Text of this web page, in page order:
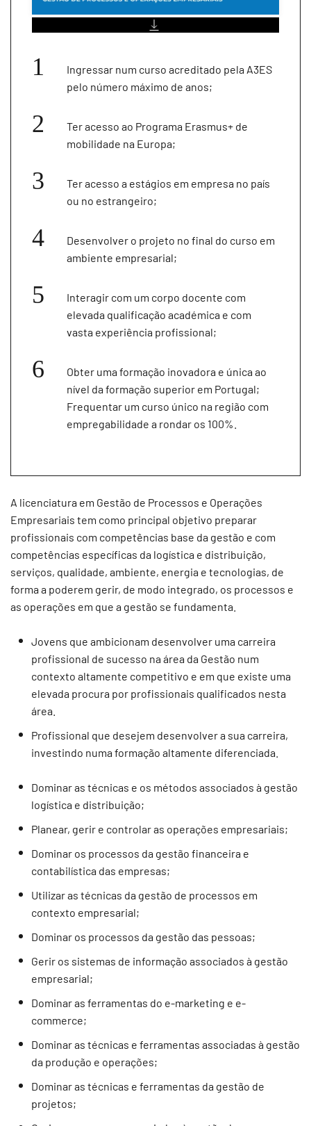
Ingressar num curso acreditado pela A3ES
pelo número máximo de anos;
Ter acesso ao Programa Erasmus+ de
mobilidade na Europa;
Ter acesso a estágios em empresa no país
ou no estrangeiro;
Desenvolver o projeto no final do curso em
ambiente empresarial;
Interagir com um corpo docente com
elevada qualificação académica e com
vasta experiência profissional;
Obter uma formação inovadora e única ao
nível da formação superior em Portugal;
Frequentar um curso único na região com
empregabilidade a rondar os 100%.
A licenciatura em Gestão de Processos e Operações
Empresariais tem como principal objetivo preparar
profissionais com competências base da gestão e com
competências específicas da logística e distribuição,
serviços, qualidade, ambiente, energia e tecnologias, de
forma a poderem gerir, de modo integrado, os processos e
as operações em que a gestão se fundamenta.
Jovens que ambicionam desenvolver uma carreira
profissional de sucesso na área da Gestão num
contexto altamente competitivo e em que existe uma
elevada procura por profissionais qualificados nesta
área.
Profissional que desejem desenvolver a sua carreira,
investindo numa formação altamente diferenciada.
Dominar as técnicas e os métodos associados à gestão
logística e distribuição;
Planear, gerir e controlar as operações empresariais;
Dominar os processos da gestão financeira e
contabilística das empresas;
Utilizar as técnicas da gestão de processos em
contexto empresarial;
Dominar os processos da gestão das pessoas;
Gerir os sistemas de informação associados à gestão
empresarial;
Dominar as ferramentas do e-marketing e e-
commerce;
Dominar as técnicas e ferramentas associadas à gestão
da produção e operações;
Dominar as técnicas e ferramentas da gestão de
projetos;